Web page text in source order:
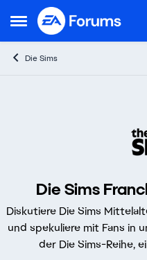
Open Side Menu
Skip to content
Die Sims
Die Sims
Diskutiere Die Sims
und spekuliere mit Fans in
der Die Sims-Reihe,